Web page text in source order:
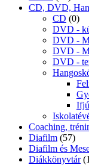
Diafilm és
Diákkönyvtár
Diákoknak
DVD -
Egészség /
Lelki
Testünk
életmód (203)
Életrajzok (130)
Memoár
önéletrajz
Érettségi